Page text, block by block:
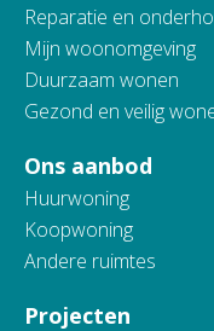
Reparatie en
Mijn woonomgeving
Duurzaam wonen
Gezond en veilig
Ons aanbod
Huurwoning
Koopwoning
Andere ruimtes
Projecten